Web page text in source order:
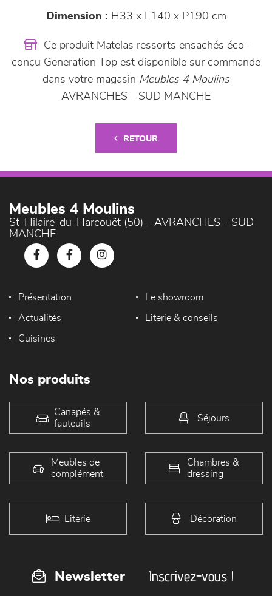
Dimension : H33 x L140 x P190 cm
Ce produit Matelas ressorts ensachés éco-
conçu Generation Top est disponible sur commande
dans votre magasin Meubles 4 Moulins
AVRANCHES - SUD MANCHE
RETOUR
Meubles 4 Moulins
St-Hilaire-du-Harcouët (50) - AVRANCHES - SUD
MANCHE
Présentation Le showroom
Actualités Literie & conseils
Cuisines
Nos produits
Canapés &
fauteuils
Séjours
Meubles de
complément
Chambres &
dressing
Literie Décoration
Newsletter Inscrivez-vous !